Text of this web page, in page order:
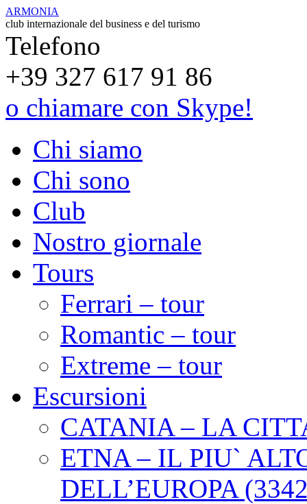
ARMONIA
club internazionale del business e del turismo
Telefono
+39 327 617 91 86
o chiamare con Skype!
Chi siamo
Chi sono
Club
Nostro giornale
Tours
Ferrari – tour
Romantic – tour
Extreme – tour
Escursioni
CATANIA – LA
ETNA – IL PIU`
DELL’EUROPA